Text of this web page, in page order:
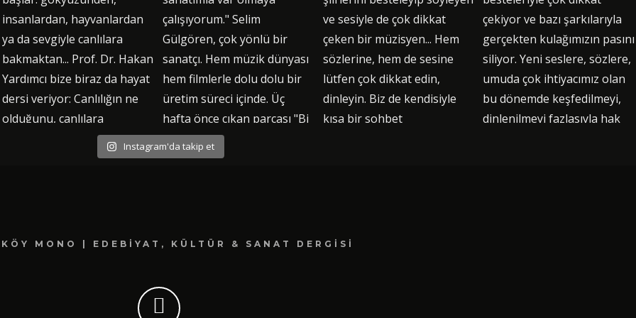
Instagram'da takip et
MONO | EDEBIYAT, KÜLTÜR & SANAT DERGISI